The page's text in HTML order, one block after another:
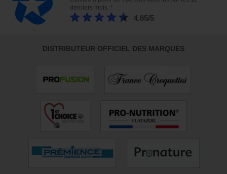
derniers mois. *
4.65/5
DISTRIBUTEUR OFFICIEL DES MARQUES